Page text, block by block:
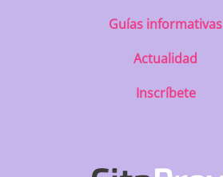
Guías informativas
Actualidad
Inscríbete